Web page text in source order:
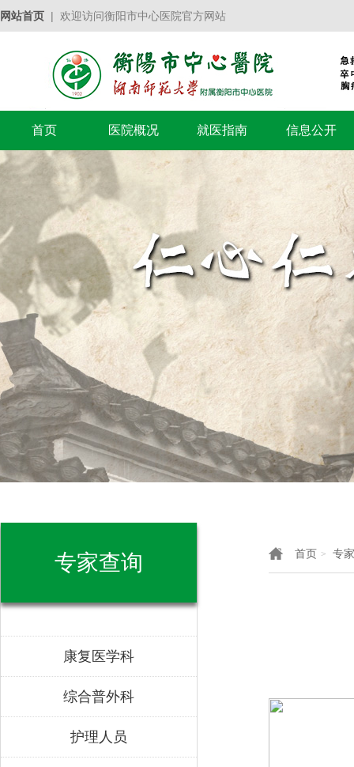
网站首页 | 欢迎访问衡阳市中心医院官方网站
首页 医院概况 就医指南 信息公开
专家查询
康复医学科
综合普外科
护理人员
首页 > 专